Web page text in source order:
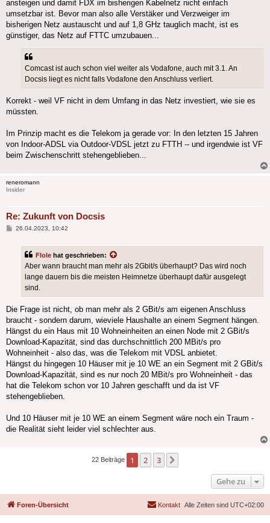
ansteigen und damit FDX im bisherigen Kabelnetz nicht einfach
umsetzbar ist. Bevor man also alle Verstäker und Verzweiger im
bisherigen Netz austauscht und auf 1,8 GHz tauglich macht, ist es
günstiger, das Netz auf FTTC umzubauen...
Comcast ist auch schon viel weiter als Vodafone, auch mit 3.1. An
Docsis liegt es nicht falls Vodafone den Anschluss verliert.
Korrekt - weil VF nicht in dem Umfang in das Netz investiert, wie sie es
müssten.
Im Prinzip macht es die Telekom ja gerade vor: In den letzten 15 Jahren
von Indoor-ADSL via Outdoor-VDSL jetzt zu FTTH -- und irgendwie ist VF
beim Zwischenschritt stehengeblieben...
reneromann
Insider
Re: Zukunft von Docsis
Beitrag
26.04.2023, 10:42
Flole hat geschrieben:
Aber wann braucht man mehr als 2Gbit/s überhaupt? Das wird noch
lange dauern bis die meisten Heimnetze überhaupt dafür ausgelegt
sind.
Die Frage ist nicht, ob man mehr als 2 GBit/s am eigenen Anschluss
braucht - sondern darum, wieviele Haushalte an einem Segment hängen.
Hängst du ein Haus mit 10 Wohneinheiten an einen Node mit 2 GBit/s
Download-Kapazität, sind das durchschnittlich 200 MBit/s pro
Wohneinheit - also das, was die Telekom mit VDSL anbietet.
Hängst du hingegen 10 Häuser mit je 10 WE an ein Segment mit 2 GBit/s
Download-Kapazität, sind es nur noch 20 MBit/s pro Wohneinheit - das
hat die Telekom schon vor 10 Jahren geschafft und da ist VF
stehengeblieben.
Und 10 Häuser mit je 10 WE an einem Segment wäre noch ein Traum -
die Realität sieht leider viel schlechter aus.
22 Beiträge 1 2 3
Gehe zu
Foren-Übersicht Alle Zeiten sind UTC+02:00
Kontakt